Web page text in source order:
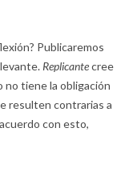
Publicaremos
Replicantecree
no tiene la obligación
resulten contrarias a
con esto,